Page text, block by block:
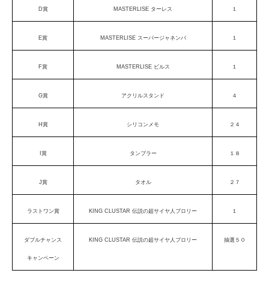
D賞 MASTERLISE ターレス １
E賞 MASTERLISE スーパージャネンバ １
F賞 MASTERLISE ビルス １
G賞 アクリルスタンド ４
H賞 シリコンメモ ２４
I賞 タンブラー １８
J賞 タオル ２７
ラストワン賞 KING CLUSTAR 伝説の超サイヤ人ブロリー １
ダブルチャンス
キャンペーン
KING CLUSTAR 伝説の超サイヤ人ブロリー 抽選５０